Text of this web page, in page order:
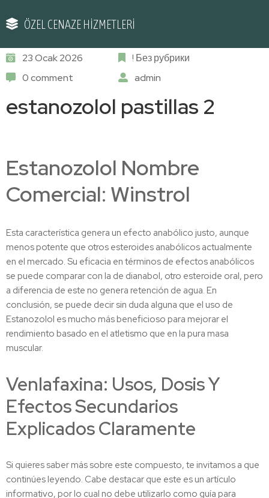
ÖZEL CENAZE HİZMETLERİ
23 Ocak 2026
! Без рубрики
0 comment
admin
estanozolol pastillas 2
Estanozolol Nombre
Comercial: Winstrol
Esta característica genera un efecto anabólico justo, aunque
menos potente que otros esteroides anabólicos actualmente
en el mercado. Su eficacia en términos de efectos anabólicos
se puede comparar con la de dianabol, otro esteroide oral, pero
a diferencia de este no genera retención de agua. En
conclusión, se puede decir sin duda alguna que el uso de
Estanozolol es mucho más beneficioso para mejorar el
rendimiento basado en el atletismo que en la pura masa
muscular.
Venlafaxina: Usos, Dosis Y
Efectos Secundarios
Explicados Claramente
Si quieres saber más sobre este compuesto, te invitamos a que
continúes leyendo. Cabe destacar que este es un artículo
informativo, por lo cual no debe utilizarlo como guía para